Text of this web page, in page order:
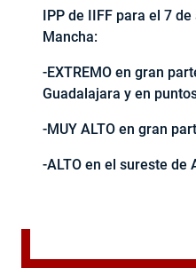
IPP de IIFF para el 7
Mancha:
-EXTREMO en gran
Guadalajara y en
-MUY ALTO en gran
-ALTO en el sureste de